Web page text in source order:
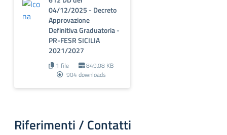
04/12/2025 - Decreto
Approvazione
Definitiva Graduatoria -
PR-FESR SICILIA
2021/2027
1 file
849.08 KB
904 downloads
Riferimenti / Contatti